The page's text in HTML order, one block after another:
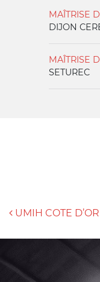
MAÎTRISE
DIJON
MAÎTRISE
SETUREC
UMIH COTE D’OR